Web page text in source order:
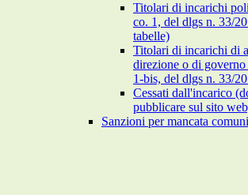
Titolari di incarichi
co. 1, del dlgs n. 33/
tabelle)
Titolari di incarichi di
direzione o di
1-bis, del dlgs n. 33/
Cessati dall'incarico
pubblicare sul sito
Sanzioni per mancata